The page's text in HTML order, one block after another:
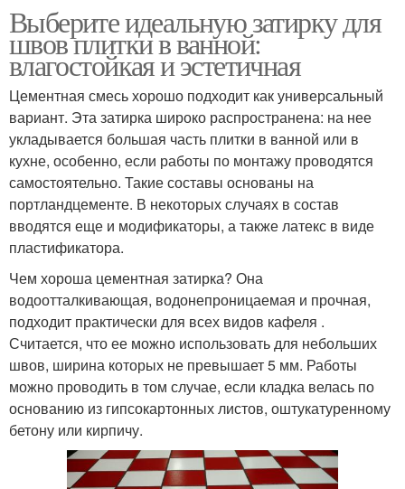
Выберите идеальную затирку для
швов плитки в ванной:
влагостойкая и эстетичная
Цементная смесь хорошо подходит как универсальный
вариант. Эта затирка широко распространена: на нее
укладывается большая часть плитки в ванной или в
кухне, особенно, если работы по монтажу проводятся
самостоятельно. Такие составы основаны на
портландцементе. В некоторых случаях в состав
вводятся еще и модификаторы, а также латекс в виде
пластификатора.
Чем хороша цементная затирка? Она
водоотталкивающая, водонепроницаемая и прочная,
подходит практически для всех видов кафеля .
Считается, что ее можно использовать для небольших
швов, ширина которых не превышает 5 мм. Работы
можно проводить в том случае, если кладка велась по
основанию из гипсокартонных листов, оштукатуренному
бетону или кирпичу.